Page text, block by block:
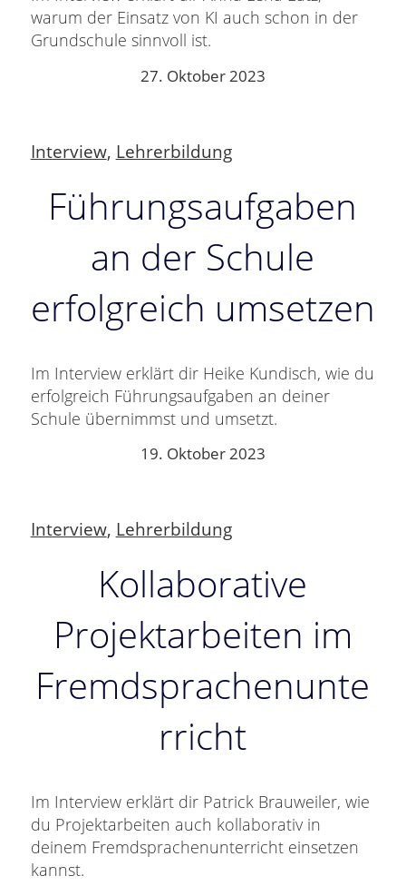
warum der Einsatz von KI auch schon in der
Grundschule sinnvoll ist.
27. Oktober 2023
Interview, Lehrerbildung
Führungsaufgaben
an der Schule
erfolgreich umsetzen
Im Interview erklärt dir Heike Kundisch, wie du
erfolgreich Führungsaufgaben an deiner
Schule übernimmst und umsetzt.
19. Oktober 2023
Interview, Lehrerbildung
Kollaborative
Projektarbeiten im
Fremdsprachenunte
rricht
Im Interview erklärt dir Patrick Brauweiler, wie
du Projektarbeiten auch kollaborativ in
deinem Fremdsprachenunterricht einsetzen
kannst.